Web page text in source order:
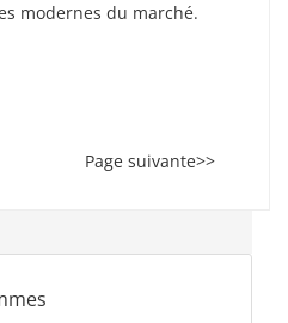
modernes du marché.
Page suivante>>